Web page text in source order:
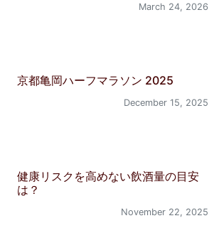
March 24, 2026
京都亀岡ハーフマラソン 2025
December 15, 2025
健康リスクを高めない飲酒量の目安
は？
November 22, 2025